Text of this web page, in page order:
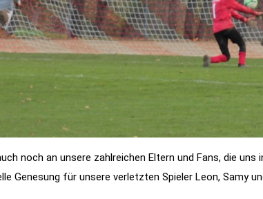
noch an unsere zahlreichen Eltern und Fans, die
Genesung für unsere verletzten Spieler Leon, Samy